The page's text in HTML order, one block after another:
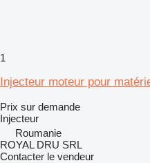
1
Injecteur moteur pour
Prix sur demande
Injecteur
Roumanie
ROYAL DRU SRL
Contacter le vendeur